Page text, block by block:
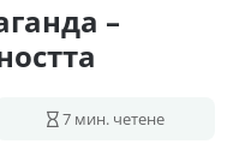
–
7 мин. четене